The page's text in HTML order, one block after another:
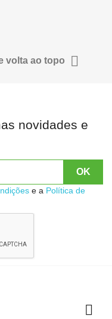
volta ao topo 
novidades e
e a Política de
